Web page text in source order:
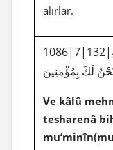
alırlar.
1086|7|132|وَقَالُوا۟ مَهْمَا تَأْتِنَا بِهِۦ مِنْ ءَايَةٍ
لَكَ بِمُؤْمِنِينَ
Ve kâlû
tesharenâ